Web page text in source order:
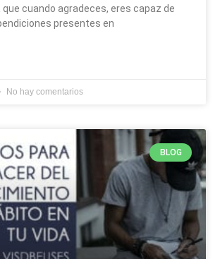
que cuando agradeces, eres capaz de
presentes en
No hay comentarios
BLOG